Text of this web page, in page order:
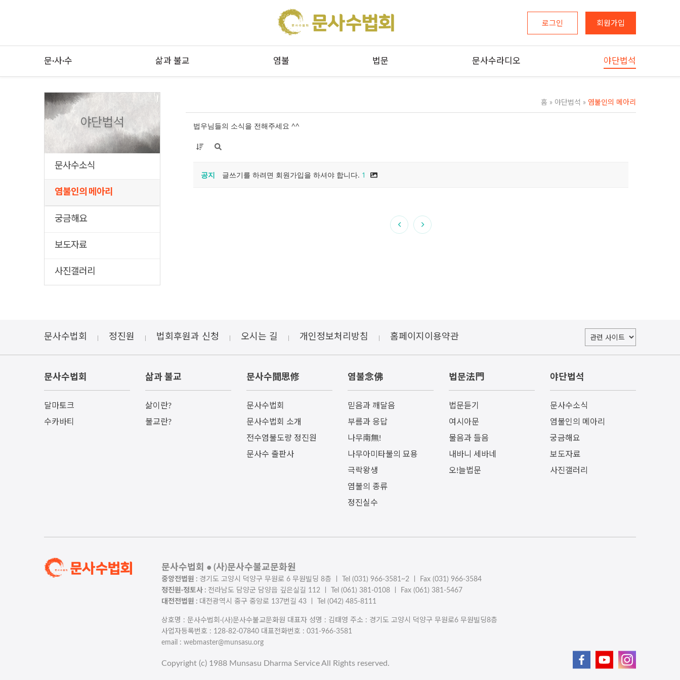
로그인 회원가입
문·사·수 삶과 불교 염불 법문 문사수라디오 야단법석
야단법석
문사수소식
염불인의 메아리
궁금해요
보도자료
사진갤러리
홈 » 야단법석 » 염불인의 메아리
법우님들의 소식을 전해주세요 ^^
공지 글쓰기를 하려면 회원가입을 하셔야 합니다. 1
문사수법회 정진원 법회후원과 신청 오시는 길 개인정보처리방침 홈페이지이용약관
문사수법회
달마토크
수카바티
삶과 불교
삶이란?
불교란?
문사수聞思修
문사수법회
문사수법회 소개
전수염불도량 정진원
문사수 출판사
염불念佛
믿음과 깨달음
부름과 응답
나무南無!
나무아미타불의 묘용
극락왕생
염불의 종류
정진실수
법문法門
법문듣기
여시아문
물음과 들음
내바니 세바네
오!늘법문
야단법석
문사수소식
염불인의 메아리
궁금해요
보도자료
사진갤러리
문사수법회 • (사)문사수불교문화원
중앙전법원 : 경기도 고양시 덕양구 무원로 6 무원빌딩 8층 ㅣ Tel (031) 966-3581~2 ㅣ Fax (031) 966-3584
정진원·정토사 : 전라남도 담양군 담양읍 깊은실길 112 ㅣ Tel (061) 381-0108 ㅣ Fax (061) 381-5467
대전전법원 : 대전광역시 중구 중앙로 137번길 43 ㅣ Tel (042) 485-8111
상호명 : 문사수법회·(사)문사수불교문화원 대표자 성명 : 김태영 주소 : 경기도 고양시 덕양구 무원로6 무원빌딩8층
사업자등록번호 : 128-82-07840 대표전화번호 : 031-966-3581
email : webmaster@munsasu.org
Copyright (c) 1988 Munsasu Dharma Service All Rights reserved.